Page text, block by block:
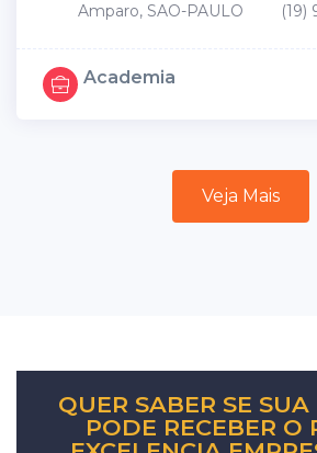
Amparo, SAO-PAULO (19)
Academia
Veja Mais
QUER SABER SE
PODE RECEBER O